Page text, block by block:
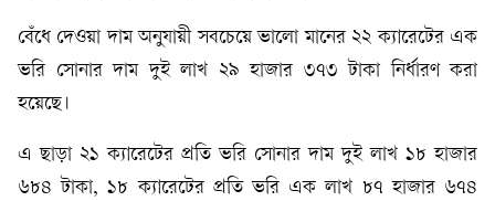
বেঁধে দেওয়া দাম অনুযায়ী সবচেয়ে ভালো মানের ২২ ক্যারেটের এক
ভরি সোনার দাম দুই লাখ ২৯ হাজার ৩৭৩ টাকা নির্ধারণ করা
হয়েছে।
এ ছাড়া ২১ ক্যারেটের প্রতি ভরি সোনার দাম দুই লাখ ১৮ হাজার
৬৮৪ টাকা, ১৮ ক্যারেটের প্রতি ভরি এক লাখ ৮৭ হাজার ৬৭৪